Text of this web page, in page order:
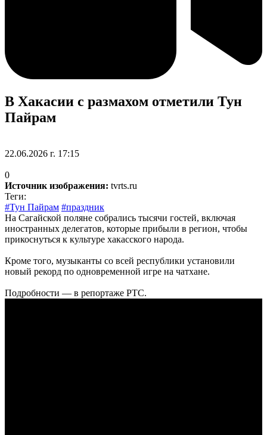
В Хакасии с размахом отметили Тун
Пайрам
22.06.2026 г. 17:15
0
Источник изображения: tvrts.ru
Теги:
#Тун Пайрам #праздник
На Сагайской поляне собрались тысячи гостей, включая
иностранных делегатов, которые прибыли в регион, чтобы
прикоснуться к культуре хакасского народа.
Кроме того, музыканты со всей республики установили
новый рекорд по одновременной игре на чатхане.
Подробности — в репортаже РТС.